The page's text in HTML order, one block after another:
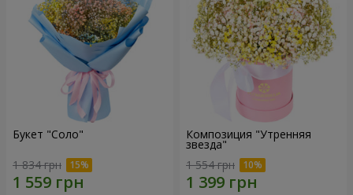
Букет "Соло"
1 834 грн
Композиция "Утренняя
звезда"
1 554 грн